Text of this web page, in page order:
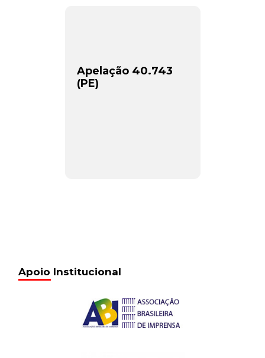
Apelação 40.743
(PE)
Apoio Institucional